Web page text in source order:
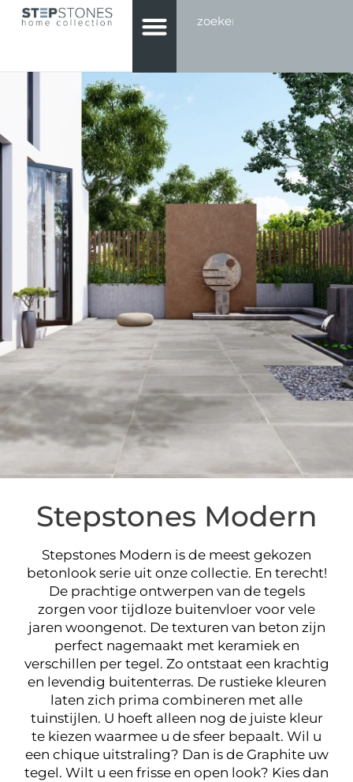
MODERN
keramisch beton
Stepstones Modern
Stepstones Modern is de meest gekozen
betonlook serie uit onze collectie. En terecht!
De prachtige ontwerpen van de tegels
zorgen voor tijdloze buitenvloer voor vele
jaren woongenot. De texturen van beton zijn
perfect nagemaakt met keramiek en
verschillen per tegel. Zo ontstaat een krachtig
en levendig buitenterras. De rustieke kleuren
laten zich prima combineren met alle
tuinstijlen. U hoeft alleen nog de juiste kleur
te kiezen waarmee u de sfeer bepaalt. Wil u
een chique uitstraling? Dan is de Graphite uw
tegel. Wilt u een frisse en open look? Kies dan